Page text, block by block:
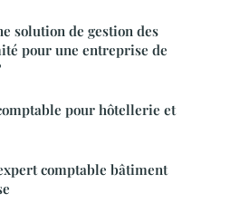
solution de gestion des
pour une entreprise de
pour hôtellerie et
comptable bâtiment